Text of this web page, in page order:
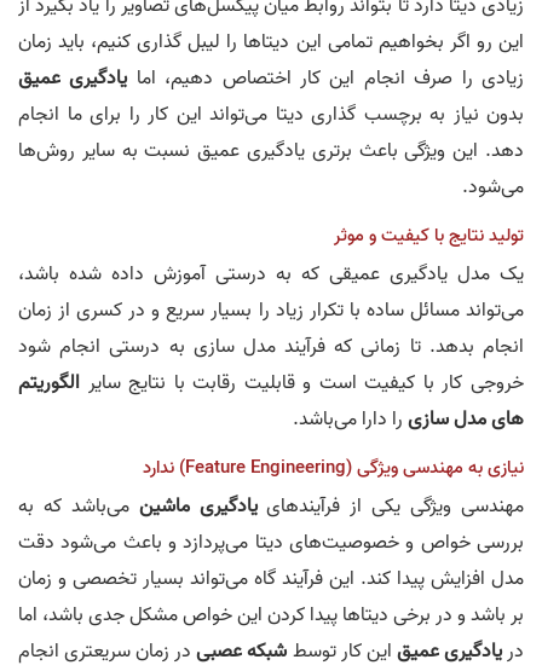
زیادی دیتا دارد تا بتواند روابط میان پیکسل‌های تصاویر را یاد بگیرد از
این رو اگر بخواهیم تمامی این دیتاها را لیبل گذاری کنیم، باید زمان
زیادی را صرف انجام این کار اختصاص دهیم، اما یادگیری عمیق
بدون نیاز به برچسب گذاری دیتا می‌تواند این کار را برای ما انجام
دهد. این ویژگی باعث برتری یادگیری عمیق نسبت به سایر روش‌ها
می‌شود.
تولید نتایج با کیفیت و موثر
یک مدل یادگیری عمیقی که به درستی آموزش داده شده باشد،
می‌تواند مسائل ساده با تکرار زیاد را بسیار سریع و در کسری از زمان
انجام بدهد. تا زمانی که فرآیند مدل سازی به درستی انجام شود
خروجی کار با کیفیت است و قابلیت رقابت با نتایج سایر الگوریتم
های مدل سازیرا دارا می‌باشد.
نیازی به مهندسی ویژگی (Feature Engineering) ندارد
مهندسی ویژگی یکی از فرآیندهاییادگیری ماشین می‌باشد که به
بررسی خواص و خصوصیت‌های دیتا می‌پردازد و باعث می‌شود دقت
مدل افزایش پیدا کند. این فرآیند گاه می‌تواند بسیار تخصصی و زمان
بر باشد و در برخی دیتاها پیدا کردن این خواص مشکل جدی باشد، اما
دریادگیری عمیقاین کار توسطشبکه عصبیدر زمان سریعتری انجام